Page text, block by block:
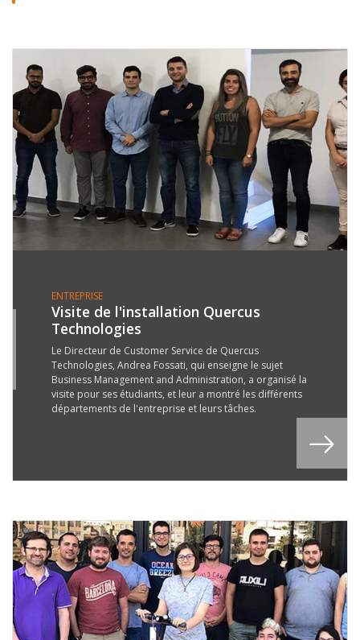
ENTREPRISE
Visite de l'installation Quercus
Technologies
Le Directeur de Customer Service de Quercus
Technologies, Andrea Fossati, qui enseigne le sujet
Business Management and Administration, a organisé la
visite pour ses étudiants, et leur a montré les différents
départements de l'entreprise et leurs tâches.